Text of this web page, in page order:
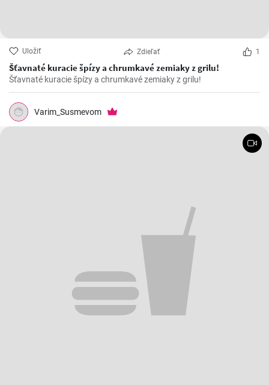
Uložiť Zdieľať 1
Šťavnaté kuracie špízy a chrumkavé zemiaky z grilu!
Šťavnaté kuracie špízy a chrumkavé zemiaky z grilu!
Varim_Susmevom